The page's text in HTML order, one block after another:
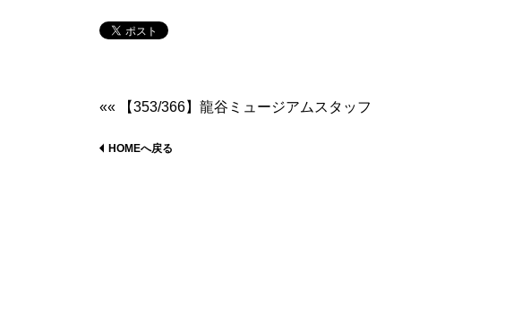
«« 【353/366】龍谷ミュージアムスタッフ
HOMEへ戻る